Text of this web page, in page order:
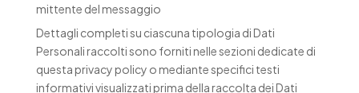
mittente del messaggio
Dettagli completi su ciascuna tipologia di Dati
Personali raccolti sono forniti nelle sezioni dedicate di
questa privacy policy o mediante specifici testi
informativi visualizzati prima della raccolta dei Dati